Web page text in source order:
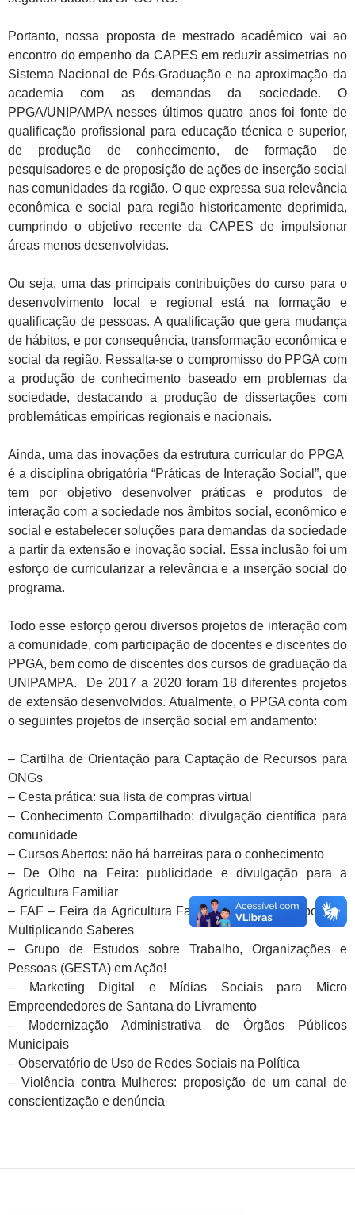
Portanto, nossa proposta de mestrado acadêmico vai ao
encontro do empenho da CAPES em reduzir assimetrias no
Sistema Nacional de Pós-Graduação e na aproximação da
academia com as demandas da sociedade. O
PPGA/UNIPAMPA nesses últimos quatro anos foi fonte de
qualificação profissional para educação técnica e superior,
de produção de conhecimento, de formação de
pesquisadores e de proposição de ações de inserção social
nas comunidades da região. O que expressa sua relevância
econômica e social para região historicamente deprimida,
cumprindo o objetivo recente da CAPES de impulsionar
áreas menos desenvolvidas.
Ou seja, uma das principais contribuições do curso para o
desenvolvimento local e regional está na formação e
qualificação de pessoas. A qualificação que gera mudança
de hábitos, e por consequência, transformação econômica e
social da região. Ressalta-se o compromisso do PPGA com
a produção de conhecimento baseado em problemas da
sociedade, destacando a produção de dissertações com
problemáticas empíricas regionais e nacionais.
Ainda, uma das inovações da estrutura curricular do PPGA
é a disciplina obrigatória “Práticas de Interação Social”, que
tem por objetivo desenvolver práticas e produtos de
interação com a sociedade nos âmbitos social, econômico e
social e estabelecer soluções para demandas da sociedade
a partir da extensão e inovação social. Essa inclusão foi um
esforço de curricularizar a relevância e a inserção social do
programa.
Todo esse esforço gerou diversos projetos de interação com
a comunidade, com participação de docentes e discentes do
PPGA, bem como de discentes dos cursos de graduação da
UNIPAMPA. De 2017 a 2020 foram 18 diferentes projetos
de extensão desenvolvidos. Atualmente, o PPGA conta com
o seguintes projetos de inserção social em andamento:
– Cartilha de Orientação para Captação de Recursos para
ONGs
– Cesta prática: sua lista de compras virtual
– Conhecimento Compartilhado: divulgação científica para
comunidade
– Cursos Abertos: não há barreiras para o conhecimento
– De Olho na Feira: publicidade e divulgação para a
Agricultura Familiar
– FAF – Feira da Agricultura Familiar: Dividindo Sabores e
Multiplicando Saberes
– Grupo de Estudos sobre Trabalho, Organizações e
Pessoas (GESTA) em Ação!
– Marketing Digital e Mídias Sociais para Micro
Empreendedores de Santana do Livramento
– Modernização Administrativa de Órgãos Públicos
Municipais
– Observatório de Uso de Redes Sociais na Política
– Violência contra Mulheres: proposição de um canal de
conscientização e denúncia